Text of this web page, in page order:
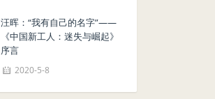
汪晖：“我有自己的名字”——
《中国新工人：迷失与崛起》
序言
2020-5-8